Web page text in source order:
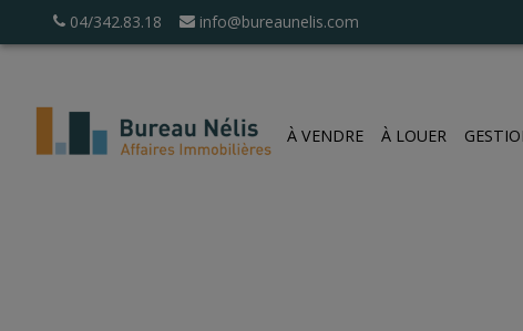
04/342.83.18 info@bureaunelis.com
À VENDRE À LOUER